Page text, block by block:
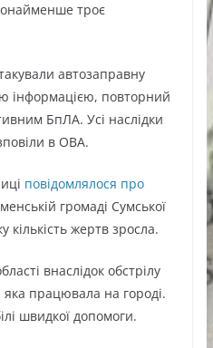
троє
автозаправну
інформацією, повторний
БпЛА. Усі наслідки
в ОВА.
повідомлялося про
громаді Сумської
кількість жертв зросла.
внаслідок обстрілу
яка працювала на городі.
швидкої допомоги.